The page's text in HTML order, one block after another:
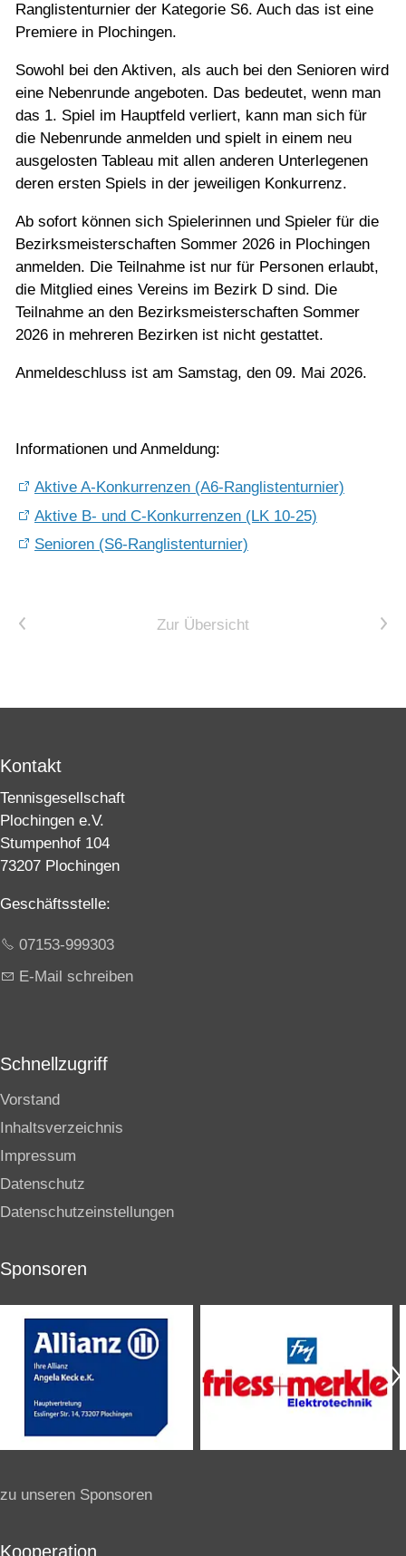
Ranglistenturnier der Kategorie S6. Auch das ist eine
Premiere in Plochingen.
Sowohl bei den Aktiven, als auch bei den Senioren wird
eine Nebenrunde angeboten. Das bedeutet, wenn man
das 1. Spiel im Hauptfeld verliert, kann man sich für
die Nebenrunde anmelden und spielt in einem neu
ausgelosten Tableau mit allen anderen Unterlegenen
deren ersten Spiels in der jeweiligen Konkurrenz.
Ab sofort können sich Spielerinnen und Spieler für die
Bezirksmeisterschaften Sommer 2026 in Plochingen
anmelden. Die Teilnahme ist nur für Personen erlaubt,
die Mitglied eines Vereins im Bezirk D sind. Die
Teilnahme an den Bezirksmeisterschaften Sommer
2026 in mehreren Bezirken ist nicht gestattet.
Anmeldeschluss ist am Samstag, den 09. Mai 2026.
Informationen und Anmeldung:
Aktive A-Konkurrenzen (A6-Ranglistenturnier)
Aktive B- und C-Konkurrenzen (LK 10-25)
Senioren (S6-Ranglistenturnier)
Vorheriger Artikel Zur Übersicht Nächster Artikel
Kontakt
Tennisgesellschaft
Plochingen e.V.
Stumpenhof 104
73207 Plochingen
Geschäftsstelle:
07153-999303
E-Mail schreiben
Schnellzugriff
Vorstand
Inhaltsverzeichnis
Impressum
Datenschutz
Datenschutzeinstellungen
Sponsoren
zu unseren Sponsoren
Kooperation